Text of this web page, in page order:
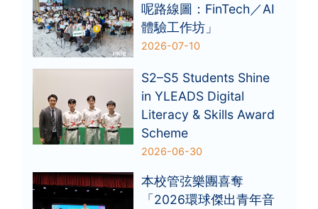
呢路線圖：FinTech／AI
體驗工作坊」
2026-07-10
S2–S5 Students Shine
in YLEADS Digital
Literacy & Skills Award
Scheme
2026-06-30
本校管弦樂團喜奪
「2026環球傑出青年音